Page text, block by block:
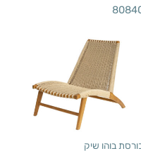
בוהו שיק